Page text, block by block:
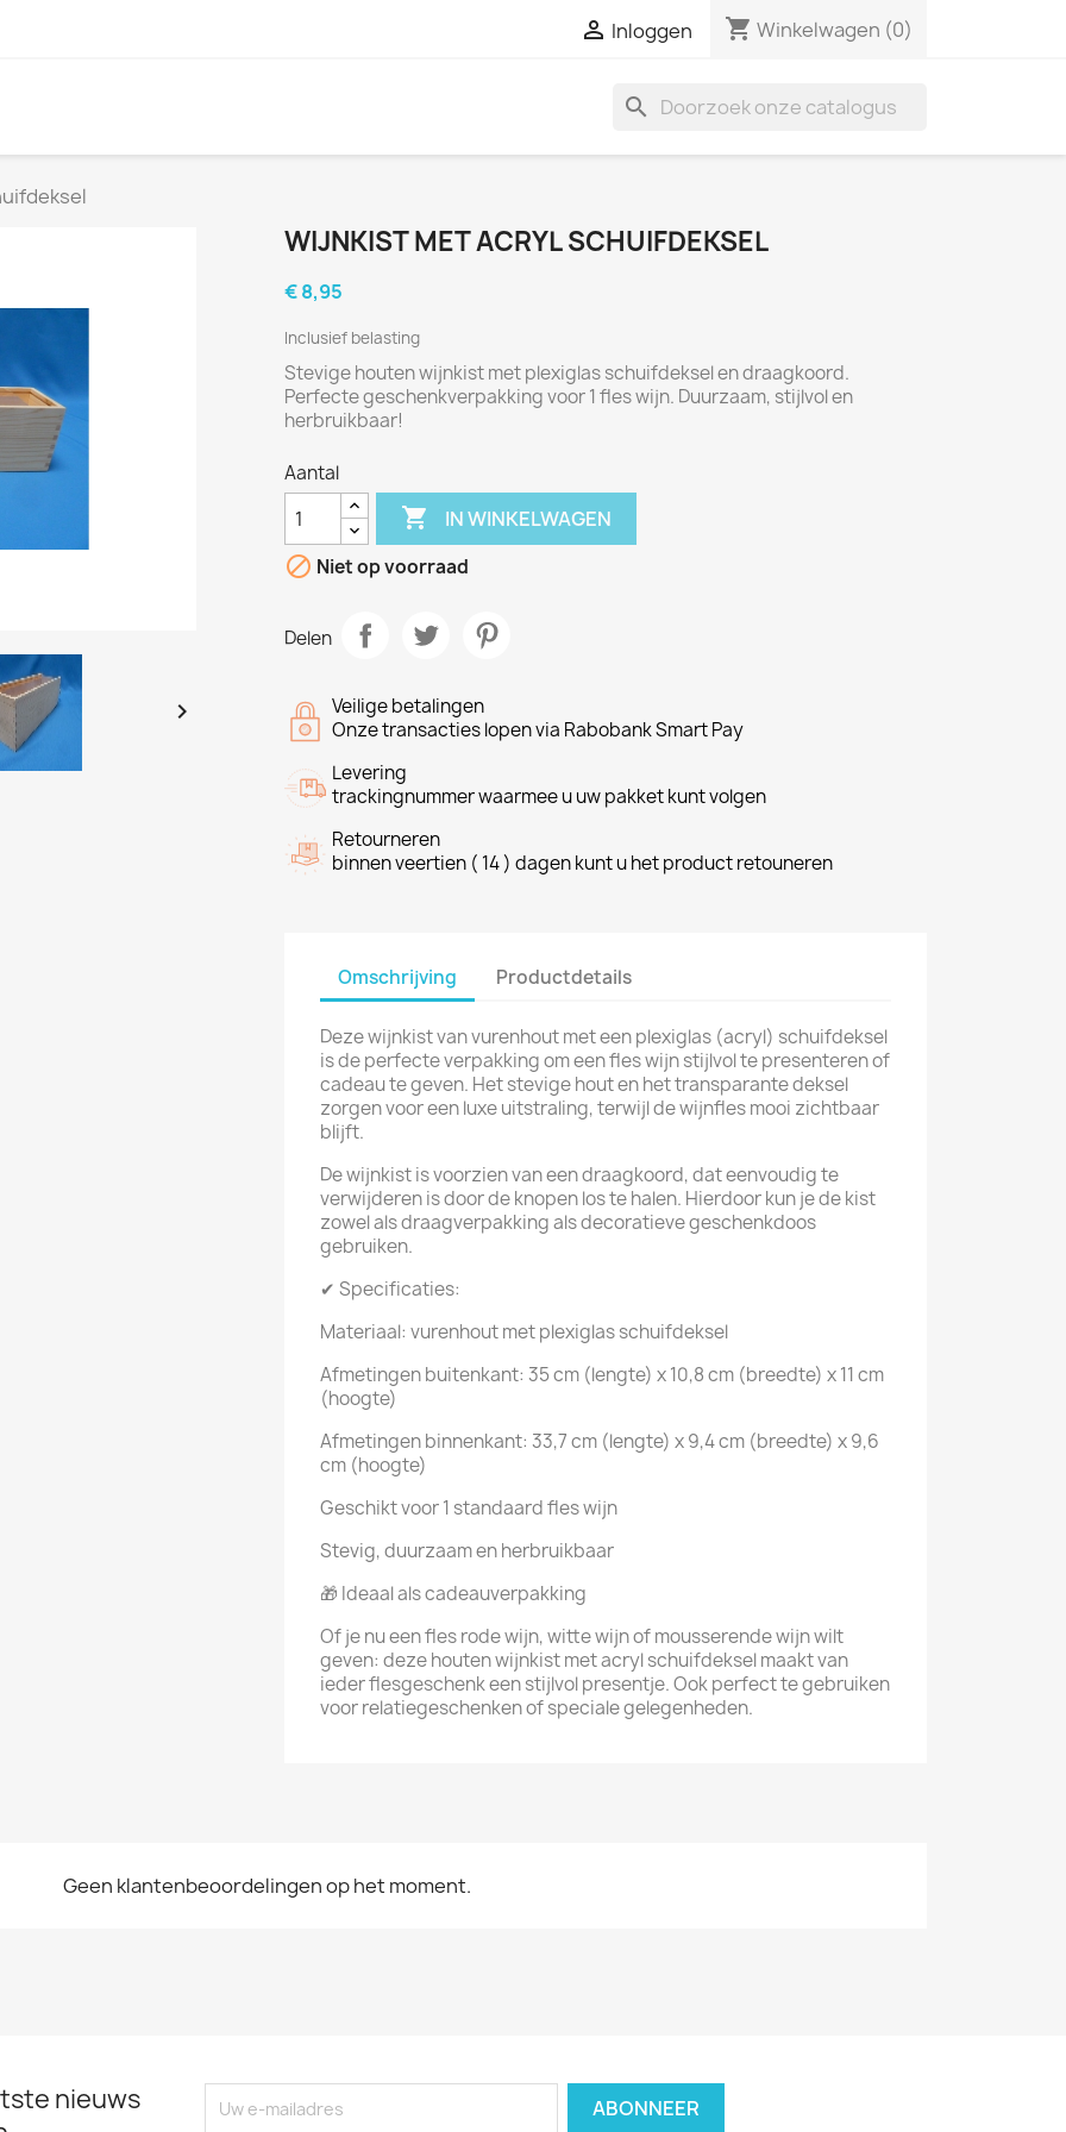
 Inloggen shopping_cart Winkelwagen (0)
search

WIJNKIST MET ACRYL SCHUIFDEKSEL
€ 8,95
Inclusief belasting
Stevige houten wijnkist met plexiglas schuifdeksel en draagkoord.
Perfecte geschenkverpakking voor 1 fles wijn. Duurzaam, stijlvol en
herbruikbaar!
Aantal
 IN WINKELWAGEN
 Niet op voorraad
Delen
Veilige betalingen
Onze transacties lopen via Rabobank Smart Pay
Levering
trackingnummer waarmee u uw pakket kunt volgen
Retourneren
binnen veertien ( 14 ) dagen kunt u het product retouneren
Omschrijving Productdetails
Deze wijnkist van vurenhout met een plexiglas (acryl) schuifdeksel
is de perfecte verpakking om een fles wijn stijlvol te presenteren of
cadeau te geven. Het stevige hout en het transparante deksel
zorgen voor een luxe uitstraling, terwijl de wijnfles mooi zichtbaar
blijft.
De wijnkist is voorzien van een draagkoord, dat eenvoudig te
verwijderen is door de knopen los te halen. Hierdoor kun je de kist
zowel als draagverpakking als decoratieve geschenkdoos
gebruiken.
✔ Specificaties:
Materiaal: vurenhout met plexiglas schuifdeksel
Afmetingen buitenkant: 35 cm (lengte) x 10,8 cm (breedte) x 11 cm
(hoogte)
Afmetingen binnenkant: 33,7 cm (lengte) x 9,4 cm (breedte) x 9,6
cm (hoogte)
Geschikt voor 1 standaard fles wijn
Stevig, duurzaam en herbruikbaar
🎁 Ideaal als cadeauverpakking
Of je nu een fles rode wijn, witte wijn of mousserende wijn wilt
geven: deze houten wijnkist met acryl schuifdeksel maakt van
ieder flesgeschenk een stijlvol presentje. Ook perfect te gebruiken
voor relatiegeschenken of speciale gelegenheden.
Geen klantenbeoordelingen op het moment.
nieuws